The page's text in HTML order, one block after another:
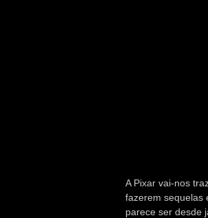
A Pixar vai-nos
fazerem sequelas
parece ser desde